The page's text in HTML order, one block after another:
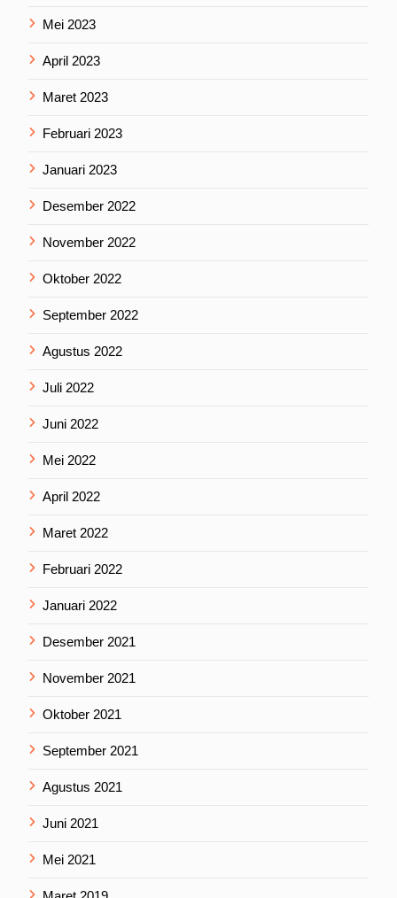
Mei 2023
April 2023
Maret 2023
Februari 2023
Januari 2023
Desember 2022
November 2022
Oktober 2022
September 2022
Agustus 2022
Juli 2022
Juni 2022
Mei 2022
April 2022
Maret 2022
Februari 2022
Januari 2022
Desember 2021
November 2021
Oktober 2021
September 2021
Agustus 2021
Juni 2021
Mei 2021